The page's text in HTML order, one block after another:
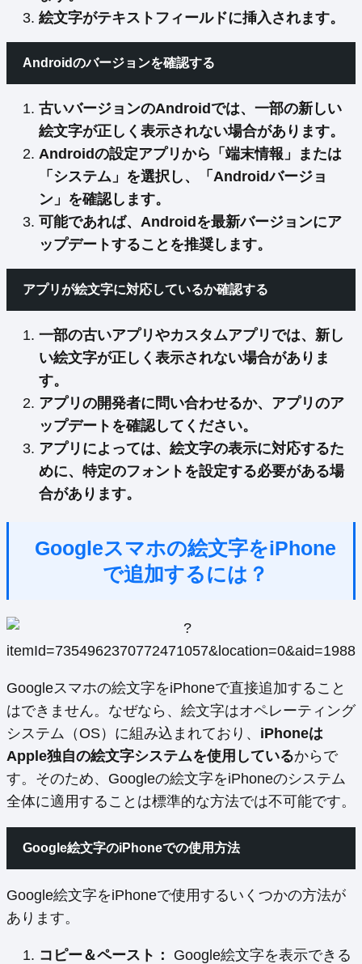
絵文字がテキストフィールドに挿入されます。
Androidのバージョンを確認する
古いバージョンのAndroidでは、一部の新しい
絵文字が正しく表示されない場合があります。
Androidの設定アプリから「端末情報」または
「システム」を選択し、「Androidバージョ
ン」を確認します。
可能であれば、Androidを最新バージョンにア
ップデートすることを推奨します。
アプリが絵文字に対応しているか確認する
一部の古いアプリやカスタムアプリでは、新し
い絵文字が正しく表示されない場合がありま
す。
アプリの開発者に問い合わせるか、アプリのア
ップデートを確認してください。
アプリによっては、絵文字の表示に対応するた
めに、特定のフォントを設定する必要がある場
合があります。
Googleスマホの絵文字をiPhone
で追加するには？
Googleスマホの絵文字をiPhoneで直接追加すること
はできません。なぜなら、絵文字はオペレーティング
システム（OS）に組み込まれており、 iPhoneは
Apple独自の絵文字システムを使用しているからで
す。そのため、Googleの絵文字をiPhoneのシステム
全体に適用することは標準的な方法では不可能です。
Google絵文字のiPhoneでの使用方法
Google絵文字をiPhoneで使用するいくつかの方法が
あります。
コピー＆ペースト：
Google絵文字を表示できる